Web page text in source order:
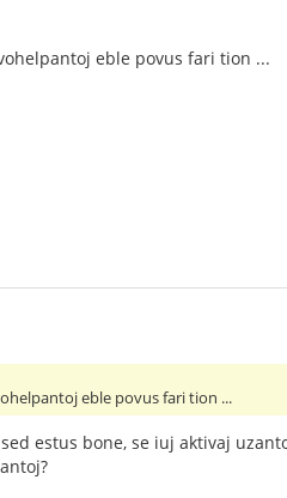
eble povus fari tion ...
eble povus fari tion ...
estus bone, se iuj aktivaj